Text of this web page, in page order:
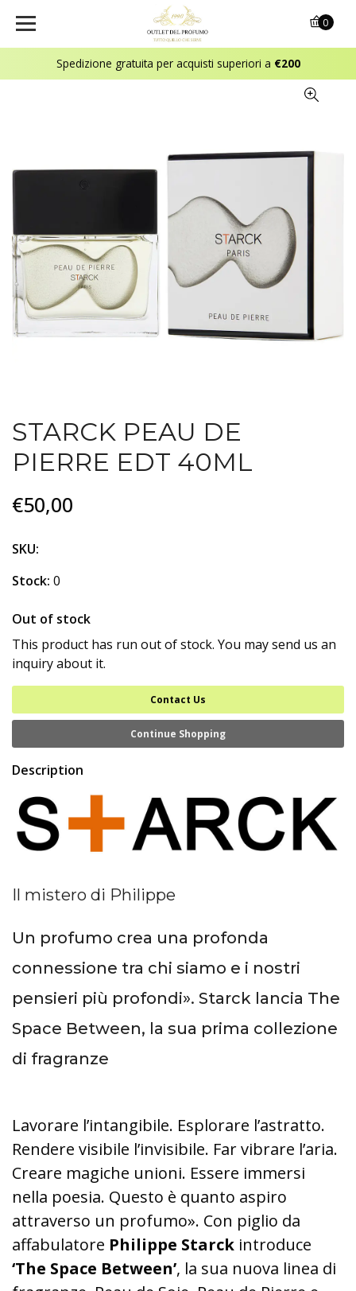
Spedizione gratuita per acquisti superiori a €200
0
STARCK PEAU DE
PIERRE EDT 40ML
€50,00
SKU:
Stock: 0
Out of stock
This product has run out of stock. You may send us an
inquiry about it.
Contact Us
Continue Shopping
Description
Il mistero di Philippe
Un profumo crea una profonda
connessione tra chi siamo e i nostri
pensieri più profondi». Starck lancia The
Space Between, la sua prima collezione
di fragranze
Lavorare l’intangibile. Esplorare l’astratto.
Rendere visibile l’invisibile. Far vibrare l’aria.
Creare magiche unioni. Essere immersi
nella poesia. Questo è quanto aspiro
attraverso un profumo». Con piglio da
affabulatore Philippe Starck introduce
‘The Space Between’, la sua nuova linea di